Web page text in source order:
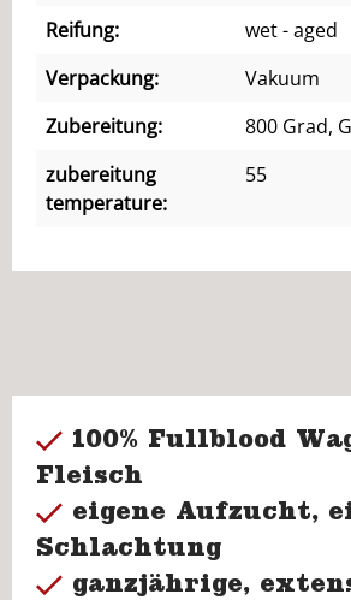
Reifung:
wet - aged
Verpackung:
Vakuum
Zubereitung:
800 Grad,
zubereitung
temperature:
55
100% Fullblood
Fleisch
eigene Aufzucht,
Schlachtung
ganzjährige,